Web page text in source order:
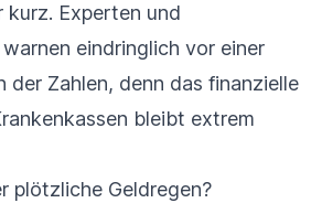
kurz. Experten und
eindringlich vor einer
der Zahlen, denn das finanzielle
bleibt extrem
plötzliche Geldregen?